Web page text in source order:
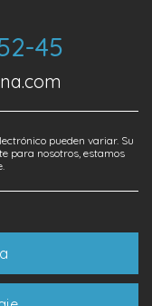
45
pueden variar. Su
para nosotros, estamos